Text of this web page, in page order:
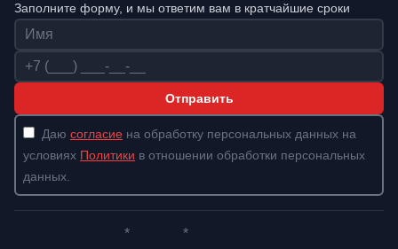
Заполните форму, и мы ответим вам в кратчайшие сроки
Имя
Телефон
Отправить
Даю согласие на обработку персональных данных на
условиях Политики в отношении обработки персональных
данных.
* *